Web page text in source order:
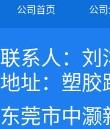
公司首页 公
联系人：刘
地址：塑胶
东莞市中灏